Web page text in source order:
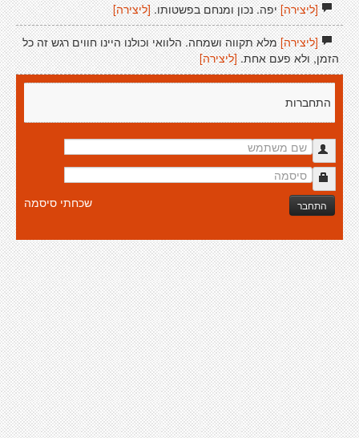
[ליצירה]יפה. נכון ומנחם בפשטותו. [ליצירה]
[ליצירה]מלא תקווה ושמחה. הלוואי וכולנו היינו חווים רגש זה כל
הזמן, ולא פעם אחת. [ליצירה]
התחברות
התחבר שכחתי סיסמה